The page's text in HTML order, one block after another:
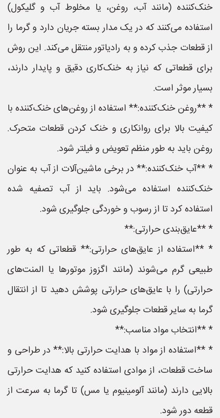
خنک‌کننده (مانند آب، روغن، یا مخلوط آب و گلیکول)
استفاده می‌کنند که در یک مدار بسته جریان دارد و گرما را
از قطعات جذب کرده و به رادیاتور منتقل می‌کند. این روش
برای قطعاتی که نیاز به خنک‌کاری دقیق و پایدار دارند،
بسیار موثر است.
* **روغن خنک‌کننده:** استفاده از روغن‌های خنک‌کننده با
کیفیت بالا برای روانکاری و خنک کردن قطعات متحرک.
روغن باید به طور منظم تعویض و فیلتر شود.
* **آب خنک‌کننده:** در برخی ماشین‌آلات از آب به عنوان
خنک‌کننده استفاده می‌شود. باید از آب تصفیه شده
استفاده کرد تا از رسوب و خوردگی جلوگیری شود.
* **عایق‌بندی حرارتی:**
* **استفاده از عایق‌های حرارتی:** قطعاتی که به طور
طبیعی گرم می‌شوند (مانند اگزوز موتورها یا المنت‌های
حرارتی) را با عایق‌های حرارتی پوشش دهید تا از انتقال
گرما به سایر قطعات جلوگیری شود.
* **انتخاب مواد مناسب:**
* **استفاده از مواد با هدایت حرارتی بالا:** در طراحی و
ساخت قطعات، از موادی استفاده کنید که هدایت حرارتی
بالایی دارند (مانند آلومینیوم یا مس) تا گرما به سرعت از
قطعه دور شود.